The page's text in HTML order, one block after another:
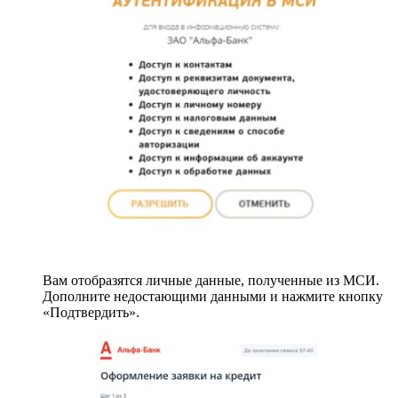
Вам отобразятся личные данные, полученные из МСИ.
Дополните недостающими данными и нажмите кнопку
«Подтвердить».